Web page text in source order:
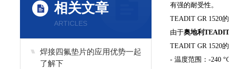
相关文章
ARTICLES
焊接四氟垫片的应用优势一起
了解下
有强的耐受性。
TEADIT GR 1520
由于奥地利
TEADIT GR 1520
- 温度范围：-240